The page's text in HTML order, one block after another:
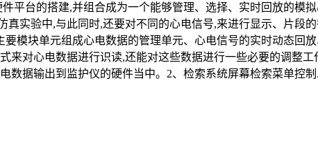
平台的搭建,并组合成为一个能够管理、选择、实时回放的模
实验中,与此同时,还要对不同的心电信号,来进行显示、片段
模块单元组成心电数据的管理单元、心电信号的实时动态回
来对心电数据进行识读,还能对这些数据进行一些必要的调整
数据输出到监护仪的硬件当中。2、检索系统屏幕检索菜单控制